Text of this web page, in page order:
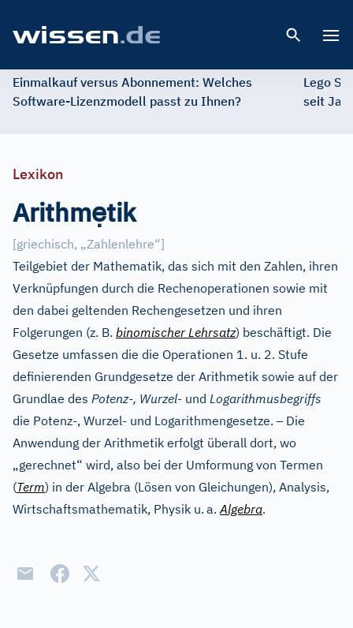
Einmalkauf versus Abonnement: Welches
Software-Lizenzmodell passt zu Ihnen?
Lego
seit
Lexikon
Arithmẹtik
[griechisch, „Zahlenlehre“]
Teilgebiet der Mathematik, das sich mit den Zahlen, ihren
Verknüpfungen durch die Rechenoperationen sowie mit
den dabei geltenden Rechengesetzen und ihren
Folgerungen (z. B. binomischer Lehrsatz) beschäftigt. Die
Gesetze umfassen die die Operationen 1. u. 2. Stufe
definierenden Grundgesetze der Arithmetik sowie auf der
Grundlae des Potenz-, Wurzel- und Logarithmusbegriffs
die Potenz-, Wurzel- und Logarithmengesetze.–Die
Anwendung der Arithmetik erfolgt überall dort, wo
„gerechnet“ wird, also bei der Umformung von Termen
(Term) in der Algebra (Lösen von Gleichungen), Analysis,
Wirtschaftsmathematik, Physik u. a.Algebra.